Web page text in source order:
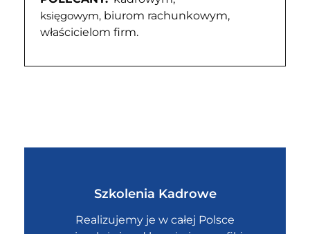
księgowym, biurom rachunkowym,
właścicielom firm.
Szkolenia Kadrowe
Realizujemy je w całej Polsce